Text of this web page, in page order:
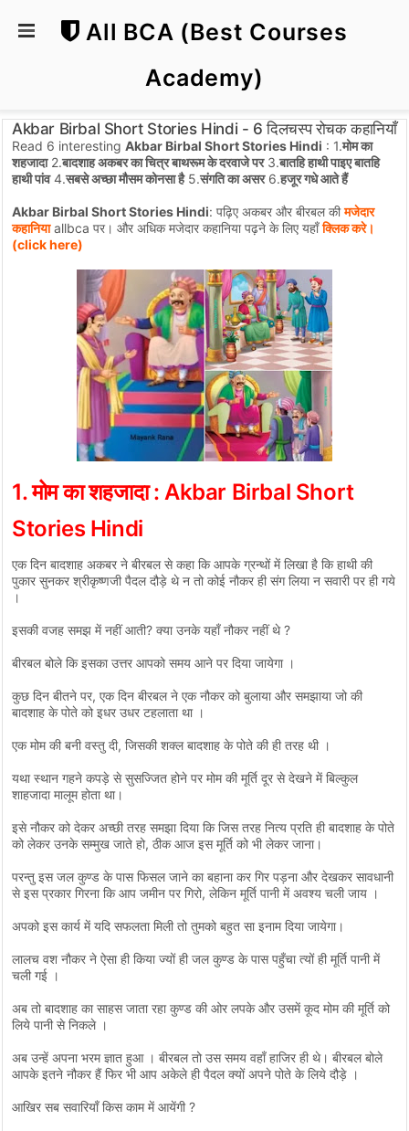
All BCA (Best Courses
Academy)
Akbar Birbal Short Stories Hindi - 6 दिलचस्प रोचक कहानियाँ
Read 6 interesting Akbar Birbal Short Stories Hindi : 1.मोम का
शहजादा2.बादशाह अकबर का चित्र बाथरूम के दरवाजे पर3.बातहि हाथी पाइए बातहि
हाथी पांव4.सबसे अच्छा मौसम कोनसा है5.संगति का असर6.हजूर गधे आते हैं
Akbar Birbal Short Stories Hindi: पढ़िए अकबर और बीरबल कीमजेदार
कहानियाallbca पर। और अधिक मजेदार कहानिया पढ़ने के लिए यहाँक्लिक करे।
(click here)
1. मोम का शहजादा: Akbar Birbal Short
Stories Hindi
एक दिन बादशाह अकबर ने बीरबल से कहा कि आपके ग्रन्थों में लिखा है कि हाथी की
पुकार सुनकर श्रीकृष्णजी पैदल दौड़े थे न तो कोई नौकर ही संग लिया न सवारी पर ही गये
।
इसकी वजह समझ में नहीं आती? क्या उनके यहाँ नौकर नहीं थे ?
बीरबल बोले कि इसका उत्तर आपको समय आने पर दिया जायेगा ।
कुछ दिन बीतने पर, एक दिन बीरबल ने एक नौकर को बुलाया और समझाया जो की
बादशाह के पोते को इधर उधर टहलाता था ।
एक मोम की बनी वस्तु दी, जिसकी शक्ल बादशाह के पोते की ही तरह थी ।
यथा स्थान गहने कपड़े से सुसज्जित होने पर मोम की मूर्ति दूर से देखने में बिल्कुल
शाहजादा मालूम होता था।
इसे नौकर को देकर अच्छी तरह समझा दिया कि जिस तरह नित्य प्रति ही बादशाह के पोते
को लेकर उनके सम्मुख जाते हो, ठीक आज इस मूर्ति को भी लेकर जाना।
परन्तु इस जल कुण्ड के पास फिसल जाने का बहाना कर गिर पड़ना और देखकर सावधानी
से इस प्रकार गिरना कि आप जमीन पर गिरो, लेकिन मूर्ति पानी में अवश्य चली जाय ।
अपको इस कार्य में यदि सफलता मिली तो तुमको बहुत सा इनाम दिया जायेगा।
लालच वश नौकर ने ऐसा ही किया ज्यों ही जल कुण्ड के पास पहुँचा त्यों ही मूर्ति पानी में
चली गई ।
अब तो बादशाह का साहस जाता रहा कुण्ड की ओर लपके और उसमें कूद मोम की मूर्ति को
लिये पानी से निकले ।
अब उन्हें अपना भरम ज्ञात हुआ । बीरबल तो उस समय वहाँ हाजिर ही थे। बीरबल बोले
आपके इतने नौकर हैं फिर भी आप अकेले ही पैदल क्यों अपने पोते के लिये दौड़े ।
आखिर सब सवारियाँ किस काम में आयेंगी ?